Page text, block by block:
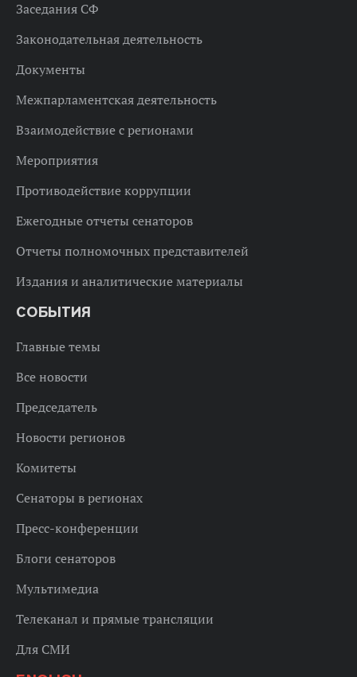
Заседания СФ
Законодательная деятельность
Документы
Межпарламентская деятельность
Взаимодействие с регионами
Мероприятия
Противодействие коррупции
Ежегодные отчеты сенаторов
Отчеты полномочных представителей
Издания и аналитические материалы
СОБЫТИЯ
Главные темы
Все новости
Председатель
Новости регионов
Комитеты
Сенаторы в регионах
Пресс-конференции
Блоги сенаторов
Мультимедиа
Телеканал и прямые трансляции
Для СМИ